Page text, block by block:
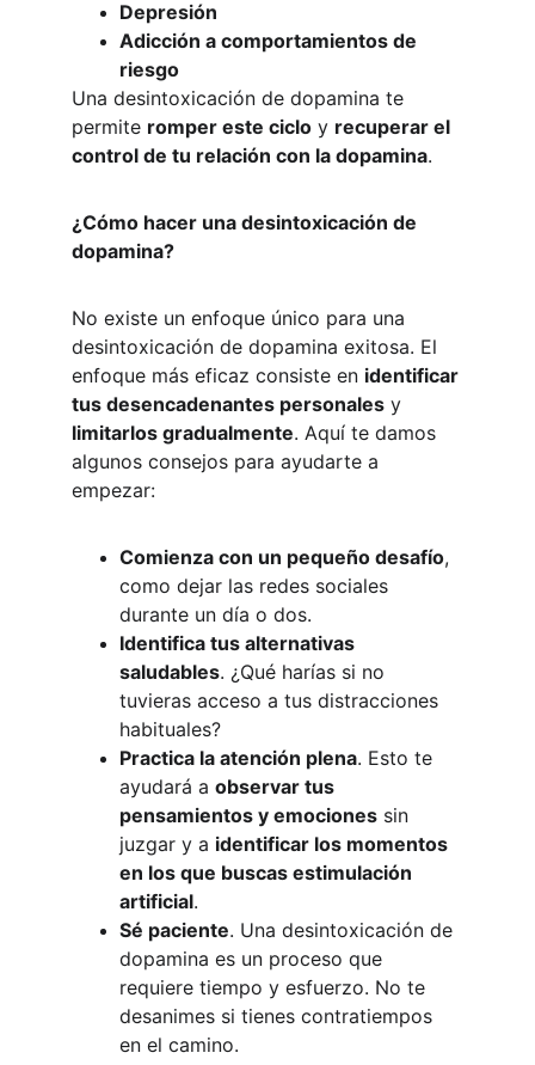
Depresión
Adicción a comportamientos de
riesgo
Una desintoxicación de dopamina te
permite romper este ciclo y recuperar el
control de tu relación con la dopamina.
¿Cómo hacer una desintoxicación de
dopamina?
No existe un enfoque único para una
desintoxicación de dopamina exitosa. El
enfoque más eficaz consiste en identificar
tus desencadenantes personales y
limitarlos gradualmente. Aquí te damos
algunos consejos para ayudarte a
empezar:
Comienza con un pequeño desafío,
como dejar las redes sociales
durante un día o dos.
Identifica tus alternativas
saludables. ¿Qué harías si no
tuvieras acceso a tus distracciones
habituales?
Practica la atención plena. Esto te
ayudará a observar tus
pensamientos y emociones sin
juzgar y a identificar los momentos
en los que buscas estimulación
artificial.
Sé paciente. Una desintoxicación de
dopamina es un proceso que
requiere tiempo y esfuerzo. No te
desanimes si tienes contratiempos
en el camino.